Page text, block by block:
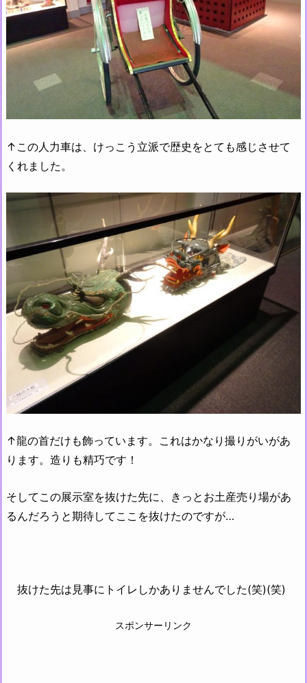
↑この人力車は、けっこう立派で歴史をとても感じさせて
くれました。
↑龍の首だけも飾っています。これはかなり撮りがいがあ
ります。造りも精巧です！
そしてこの展示室を抜けた先に、きっとお土産売り場があ
るんだろうと期待してここを抜けたのですが…
抜けた先は見事にトイレしかありませんでした(笑)(笑)
スポンサーリンク